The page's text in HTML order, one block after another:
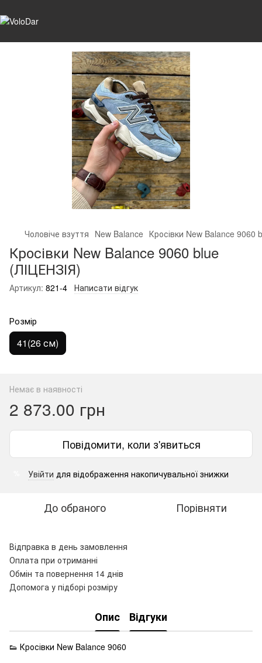
Чоловіче взуття New Balance Кросівки New Balance 9060
Кросівки New Balance 9060 blue
(ЛІЦЕНЗІЯ)
Артикул: 821-4 Написати відгук
Розмір
41(26 см)
Немає в наявності
2 873.00 грн
Повідомити, коли з'явиться
Увійти для відображення накопичувальної знижки
До обраного Порівняти
Відправка в день замовлення
Оплата при отриманні
Обмін та повернення 14 днів
Допомога у підборі розміру
Опис Відгуки
👟 Кросівки New Balance 9060